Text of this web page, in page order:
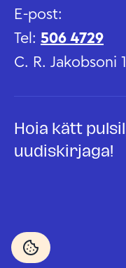
E-post:
Tel: 506 4729
C. R. Jakobsoni
Hoia kätt
uudiskirjaga!